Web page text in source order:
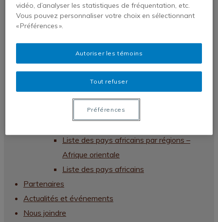
Statafriques
Liste des pays africains par régions –
Liste des pays africains par régions –
Afrique du nord
Liste des pays africains par régions –
Liste des pays africains par régions –
Afrique orientale
Liste des pays africains
Partenaires
Actualités et événements
Nous joindre
vidéo, d’analyser les statistiques de fréquentation, etc.
Vous pouvez personnaliser votre choix en sélectionnant
« Préférences ».
Tout refuser
Autoriser les témoins
Préférences